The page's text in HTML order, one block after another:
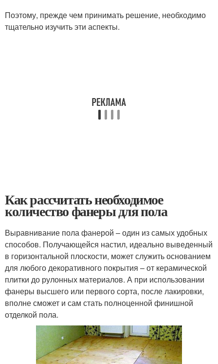
Поэтому, прежде чем принимать решение, необходимо
тщательно изучить эти аспекты.
Как рассчитать необходимое
количество фанеры для пола
Выравнивание пола фанерой – один из самых удобных
способов. Получающейся настил, идеально выведенный
в горизонтальной плоскости, может служить основанием
для любого декоративного покрытия – от керамической
плитки до рулонных материалов. А при использовании
фанеры высшего или первого сорта, после лакировки,
вполне сможет и сам стать полноценной финишной
отделкой пола.